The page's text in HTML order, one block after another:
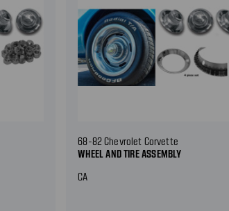
68-82 Chevrolet Corvette
WHEEL AND TIRE ASSEMBLY
CA